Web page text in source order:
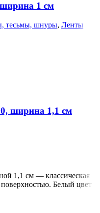
1 см
тесьмы, шнуры, Ленты
ширина 1,1 см
1,1 см — классическая
поверхностью. Белый цвет